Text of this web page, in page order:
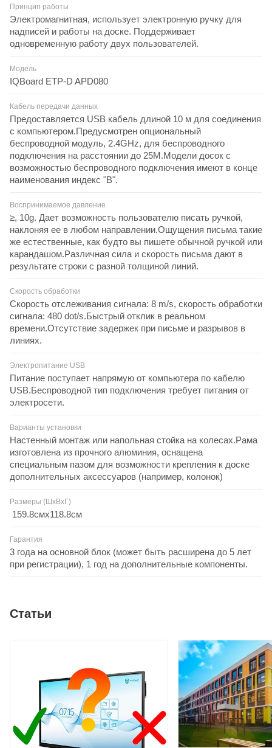
Принцип работы
Электромагнитная, использует электронную ручку для
надписей и работы на доске. Поддерживает
одновременную работу двух пользователей.
Модель
IQBoard ETP-D APD080
Кабель передачи данных
Предоставляется USB кабель длиной 10 м для соединения
с компьютером.Предусмотрен опциональный
беспроводной модуль, 2.4GHz, для беспроводного
подключения на расстоянии до 25M.Модели досок с
возможностью беспроводного подключения имеют в конце
наименования индекс "B".
Воспринимаемое давление
≥, 10g. Дает возможность пользователю писать ручкой,
наклоняя ее в любом направлении.Ощущения письма такие
же естественные, как будто вы пишете обычной ручкой или
карандашом.Различная сила и скорость письма дают в
результате строки с разной толщиной линий.
Скорость обработки
Скорость отслеживания сигнала: 8 m/s, скорость обработки
сигнала: 480 dot/s.Быстрый отклик в реальном
времени.Отсутствие задержек при письме и разрывов в
линиях.
Электропитание USB
Питание поступает напрямую от компьютера по кабелю
USB.Беспроводной тип подключения требует питания от
электросети.
Варианты установки
Настенный монтаж или напольная стойка на колесах.Рама
изготовлена из прочного алюминия, оснащена
специальным пазом для возможности крепления к доске
дополнительных аксессуаров (например, колонок)
Размеры (ШxВxГ)
159.8смx118.8см
Гарантия
3 года на основной блок (может быть расширена до 5 лет
при регистрации), 1 год на дополнительные компоненты.
Статьи